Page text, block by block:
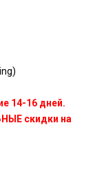
14-16 дней.
скидки на